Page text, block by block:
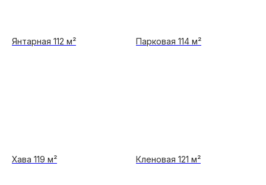
Янтарная 112 м² Парковая 114 м²
Хава 119 м² Кленовая 121 м²